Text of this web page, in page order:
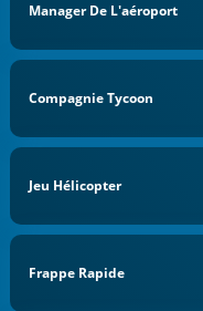
Manager De L'aéroport
Compagnie Tycoon
Jeu Hélicopter
Frappe Rapide